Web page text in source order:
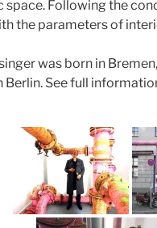
space. Following the
the parameters of
was born in
Berlin. See full